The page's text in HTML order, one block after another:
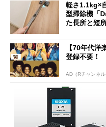
軽さ1.1kg×
型掃除機「
た長所と短
【70年代洋
登録不要！
AD（Rチャンネル